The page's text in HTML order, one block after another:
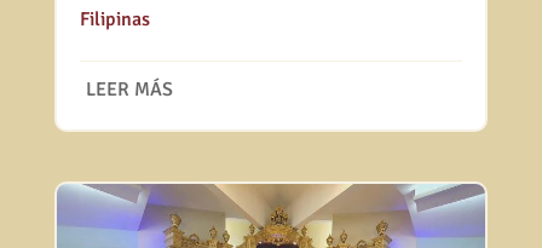
Filipinas
LEER MÁS